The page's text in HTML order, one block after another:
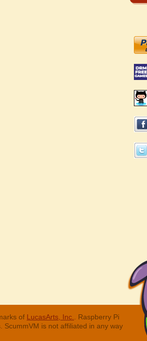
of LucasArts, Inc.
. Raspberry Pi
is not affiliated in any way